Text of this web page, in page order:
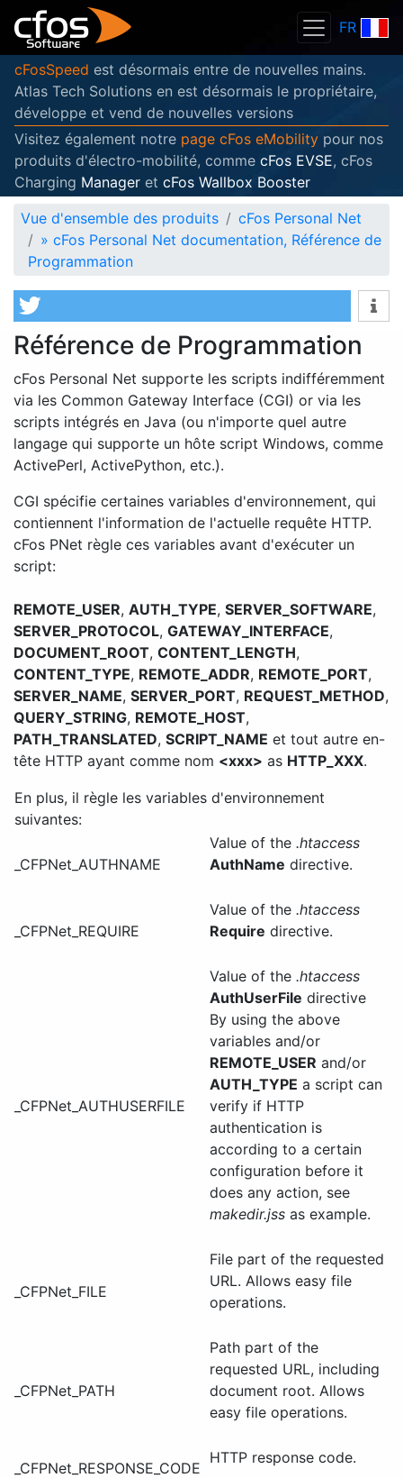
FR
cFosSpeed est désormais entre de nouvelles mains.
Atlas Tech Solutions en est désormais le propriétaire,
développe et vend de nouvelles versions
Visitez également notre page cFos eMobility pour nos
produits d'électro-mobilité, comme cFos EVSE, cFos
Charging Manager et cFos Wallbox Booster
Vue d'ensemble des produits
cFos Personal Net
» cFos Personal Net documentation, Référence de
Programmation
Référence de Programmation
cFos Personal Net supporte les scripts indifféremment
via les Common Gateway Interface (CGI) or via les
scripts intégrés en Java (ou n'importe quel autre
langage qui supporte un hôte script Windows, comme
ActivePerl, ActivePython, etc.).
CGI spécifie certaines variables d'environnement, qui
contiennent l'information de l'actuelle requête HTTP.
cFos PNet règle ces variables avant d'exécuter un
script:
REMOTE_USER, AUTH_TYPE, SERVER_SOFTWARE,
SERVER_PROTOCOL, GATEWAY_INTERFACE,
DOCUMENT_ROOT, CONTENT_LENGTH,
CONTENT_TYPE, REMOTE_ADDR, REMOTE_PORT,
SERVER_NAME, SERVER_PORT, REQUEST_METHOD,
QUERY_STRING, REMOTE_HOST,
PATH_TRANSLATED, SCRIPT_NAME et tout autre en-
tête HTTP ayant comme nom <xxx> as HTTP_XXX.
En plus, il règle les variables d'environnement
suivantes:
_CFPNet_AUTHNAME
Value of the .htaccess
AuthName directive.
_CFPNet_REQUIRE
Value of the .htaccess
Require directive.
_CFPNet_AUTHUSERFILE
Value of the .htaccess
AuthUserFile directive
By using the above
variables and/or
REMOTE_USER and/or
AUTH_TYPE a script can
verify if HTTP
authentication is
according to a certain
configuration before it
does any action, see
makedir.jss as example.
_CFPNet_FILE
File part of the requested
URL. Allows easy file
operations.
_CFPNet_PATH
Path part of the
requested URL, including
document root. Allows
easy file operations.
_CFPNet_RESPONSE_CODE
HTTP response code.